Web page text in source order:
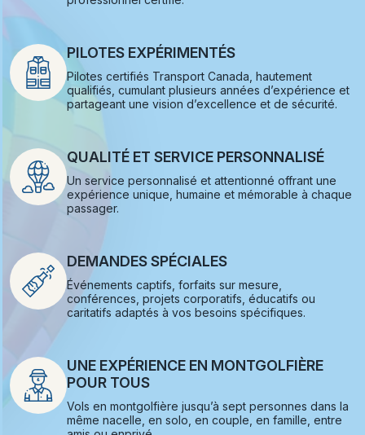
PILOTES EXPÉRIMENTÉS
Pilotes certifiés Transport Canada, hautement
qualifiés, cumulant plusieurs années d’expérience et
partageant une vision d’excellence et de sécurité.
QUALITÉ ET SERVICE PERSONNALISÉ
Un service personnalisé et attentionné offrant une
expérience unique, humaine et mémorable à chaque
passager.
DEMANDES SPÉCIALES
Événements captifs, forfaits sur mesure,
conférences, projets corporatifs, éducatifs ou
caritatifs adaptés à vos besoins spécifiques.
UNE EXPÉRIENCE EN MONTGOLFIÈRE
POUR TOUS
Vols en montgolfière jusqu’à sept personnes dans la
même nacelle, en solo, en couple, en famille, entre